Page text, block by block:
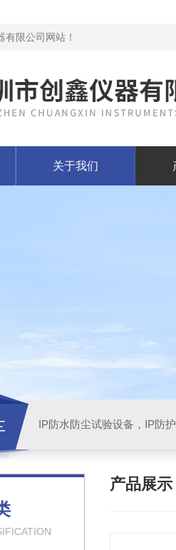
限公司网站！
关于我们
产品展示